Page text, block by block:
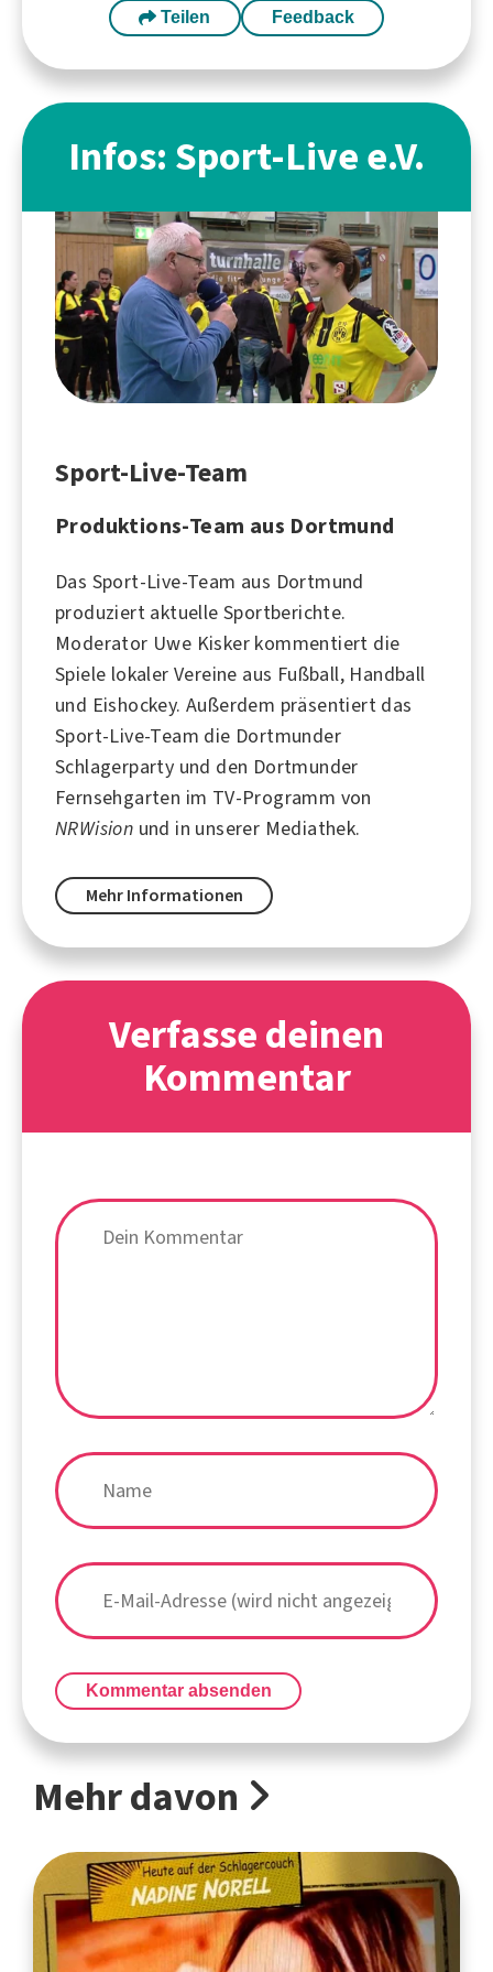
Teilen Feedback
Infos: Sport-Live e.V.
Sport-Live-Team
Produktions-Team aus Dortmund
Das Sport-Live-Team aus Dortmund
produziert aktuelle Sportberichte.
Moderator Uwe Kisker kommentiert die
Spiele lokaler Vereine aus Fußball, Handball
und Eishockey. Außerdem präsentiert das
Sport-Live-Team die Dortmunder
Schlagerparty und den Dortmunder
Fernsehgarten im TV-Programm von
NRWision und in unserer Mediathek.
Mehr Informationen
Verfasse deinen
Kommentar
Kommentar absenden
Mehr davon